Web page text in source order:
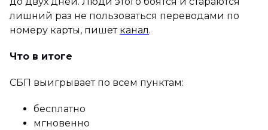
лишний раз не пользоваться переводами по
номеру карты, пишет канал.
Что в итоге
СБП выигрывает по всем пунктам:
бесплатно
мгновенно